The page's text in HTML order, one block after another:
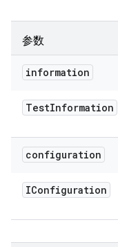
参数
information
TestInformation
configuration
IConfiguration